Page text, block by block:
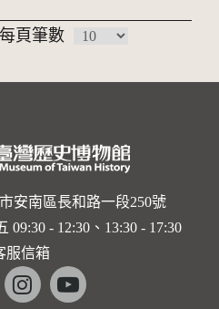
每頁筆數
安南區長和路一段250號
09:30 - 12:30、13:30 - 17:30
服信箱
instagramyoutube